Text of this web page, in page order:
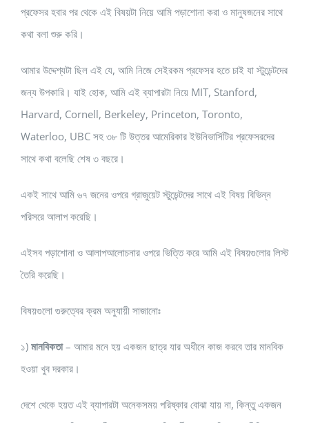
প্রফেসর হবার পর থেকে এই বিষয়টা নিয়ে আমি পড়াশোনা করা ও মানুষজনের সাথে
কথা বলা শুরু করি।
আমার উদ্দেশ্যটা ছিল এই যে, আমি নিজে সেইরকম প্রফেসর হতে চাই যা স্টুডেন্টদের
জন্য উপকারি। যাই হোক, আমি এই ব্যাপারটা নিয়ে MIT, Stanford,
Harvard, Cornell, Berkeley, Princeton, Toronto,
Waterloo, UBC সহ ৩৮ টি উত্তর আমেরিকার ইউনিভার্সিটির প্রফেসরদের
সাথে কথা বলেছি শেষ ৩ বছরে।
একই সাথে আমি ৬৭ জনের ওপরে গ্রাজুয়েট স্টুডেন্টদের সাথে এই বিষয় বিভিন্ন
পরিসরে আলাপ করেছি।
এইসব পড়াশোনা ও আলাপআলোচনার ওপরে ভিত্তি করে আমি এই বিষয়গুলোর লিস্ট
তৈরি করেছি।
বিষয়গুলো গুরুত্বের ক্রম অনুযায়ী সাজানোঃ
১) মানবিকতা– আমার মনে হয় একজন ছাত্র যার অধীনে কাজ করবে তার মানবিক
হওয়া খুব দরকার।
দেশে থেকে হয়ত এই ব্যাপারটা অনেকসময় পরিষ্কার বোঝা যায় না, কিন্তু একজন